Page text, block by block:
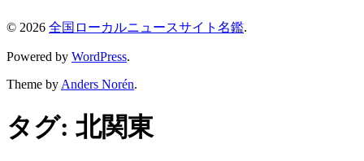
© 2026 全国ローカルニュースサイト名鑑.
Powered by WordPress.
Theme by Anders Norén.
タグ: 北関東